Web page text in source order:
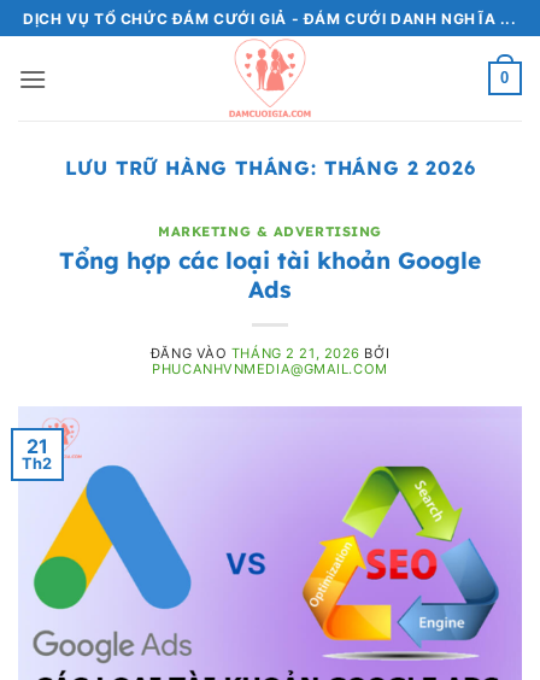
qua
nội
DỊCH VỤ TỔ CHỨC ĐÁM CƯỚI GIẢ - ĐÁM CƯỚI DANH NGHĨA ...
0
LƯU TRỮ HÀNG THÁNG: THÁNG 2 2026
MARKETING & ADVERTISING
Tổng hợp các loại tài khoản Google
Ads
ĐĂNG VÀO THÁNG 2 21, 2026 BỞI
PHUCANHVNMEDIA@GMAIL.COM
21
Th2